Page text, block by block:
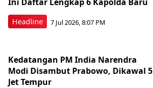
Headline 7 Jul 2026, 8:07 PM
Kedatangan PM India Narendra
Modi Disambut Prabowo, Dikawal 5
Jet Tempur